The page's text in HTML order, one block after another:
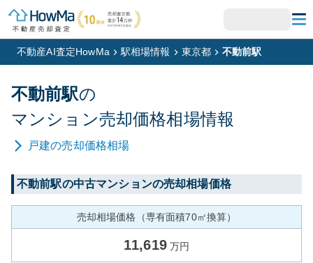
不動産AI査定HowMa 駅相場情報 東京都 不動前駅
不動前駅の
マンション売却価格相場情報
戸建の売却価格相場
不動前駅の中古マンションの売却相場価格
売却相場価格（専有面積70㎡換算）
11,619 万円